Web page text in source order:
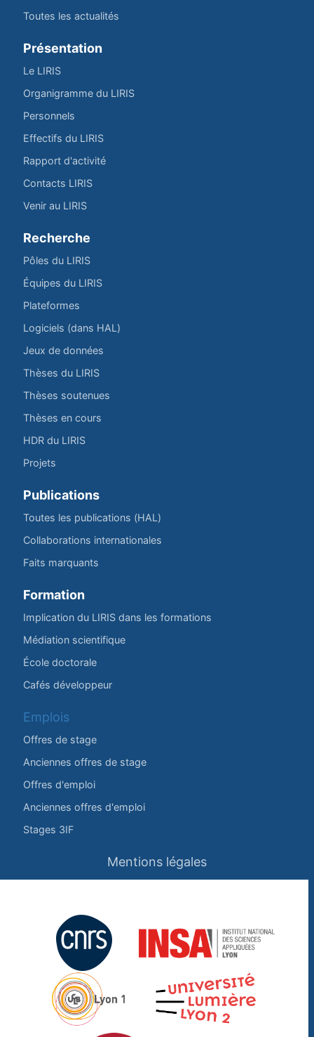
Toutes les actualités
Présentation
Le LIRIS
Organigramme du LIRIS
Personnels
Effectifs du LIRIS
Rapport d'activité
Contacts LIRIS
Venir au LIRIS
Recherche
Pôles du LIRIS
Équipes du LIRIS
Plateformes
Logiciels (dans HAL)
Jeux de données
Thèses du LIRIS
Thèses soutenues
Thèses en cours
HDR du LIRIS
Projets
Publications
Toutes les publications (HAL)
Collaborations internationales
Faits marquants
Formation
Implication du LIRIS dans les formations
Médiation scientifique
École doctorale
Cafés développeur
Emplois
Offres de stage
Anciennes offres de stage
Offres d'emploi
Anciennes offres d'emploi
Stages 3IF
Mentions légales